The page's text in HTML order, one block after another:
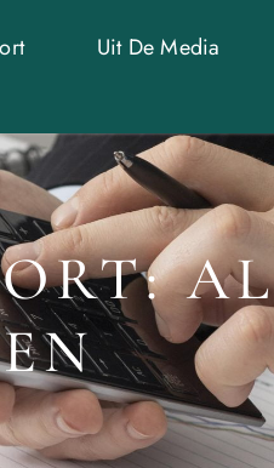
Uit De Media